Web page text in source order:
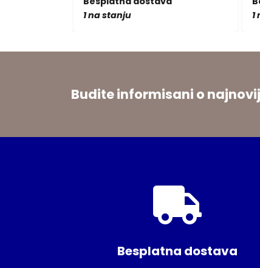
1 na stanju
Budite informisani o
Besplatna dostava